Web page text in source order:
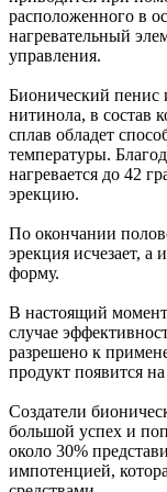
расположенного в
нагревательный
управления.
Бионический пенис
нитинола, в состав
сплав обладет
температуры.
нагревается до 42
эрекцию.
По окончании
эрекция исчезает, а
форму.
В настоящий
случае
разрешено к
продукт появится
Создатели
большой успех и
около 30%
импотенцией,